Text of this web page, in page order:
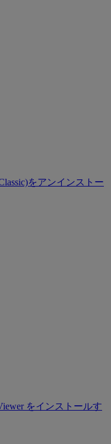
をアンインストー
をインストールす